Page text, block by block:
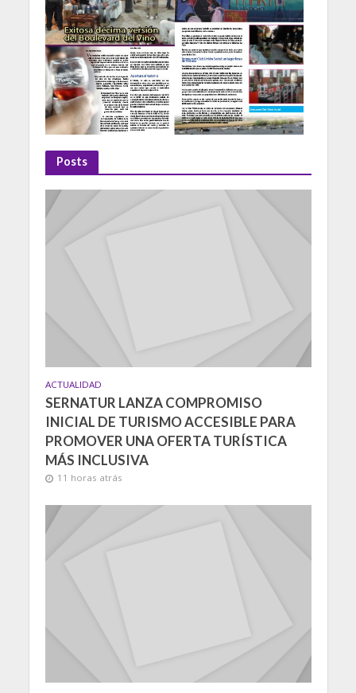
Posts
ACTUALIDAD
SERNATUR LANZA COMPROMISO
INICIAL DE TURISMO ACCESIBLE PARA
PROMOVER UNA OFERTA TURÍSTICA
MÁS INCLUSIVA
11 horas atrás